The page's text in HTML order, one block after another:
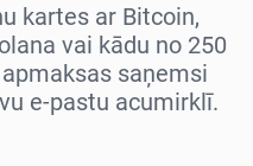
kartes ar Bitcoin,
vai kādu no 250
saņemsi
e-pastu acumirklī.